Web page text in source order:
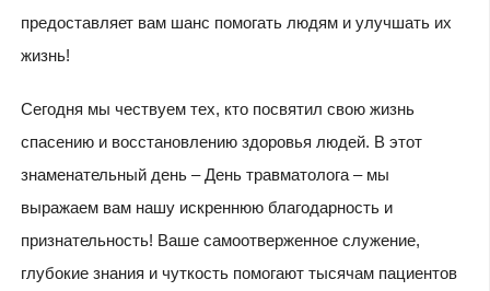
предоставляет вам шанс помогать людям и улучшать их
жизнь!
Сегодня мы чествуем тех, кто посвятил свою жизнь
спасению и восстановлению здоровья людей. В этот
знаменательный день – День травматолога – мы
выражаем вам нашу искреннюю благодарность и
признательность! Ваше самоотверженное служение,
глубокие знания и чуткость помогают тысячам пациентов